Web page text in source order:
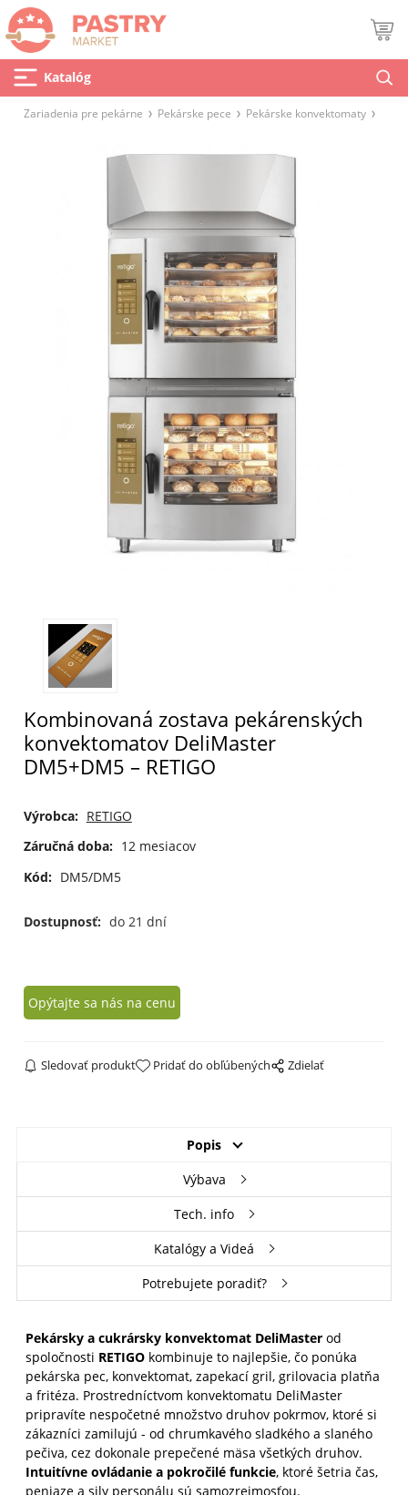
Katalóg
Zariadenia pre pekárne Pekárske pece Pekárske konvektomaty
Kombinovaná zostava pekárenských
konvektomatov DeliMaster
DM5+DM5 – RETIGO
Výrobca: RETIGO
Záručná doba: 12 mesiacov
Kód: DM5/DM5
Dostupnosť: do 21 dní
Opýtajte sa nás na cenu
Sledovať produkt Pridať do obľúbených Zdielať
Popis
Výbava
Tech. info
Katalógy a Videá
Potrebujete poradiť?
Pekársky a cukrársky konvektomat DeliMasterod
spoločnosti RETIGO kombinuje to najlepšie, čo ponúka
pekárska pec, konvektomat, zapekací gril, grilovacia platňa
a fritéza. Prostredníctvom konvektomatu DeliMaster
pripravíte nespočetné množstvo druhov pokrmov, ktoré si
zákazníci zamilujú - od chrumkavého sladkého a slaného
pečiva, cez dokonale prepečené mäsa všetkých druhov.
Intuitívne ovládanie a pokročilé funkcie, ktoré šetria čas,
peniaze a sily personálu sú samozrejmosťou.